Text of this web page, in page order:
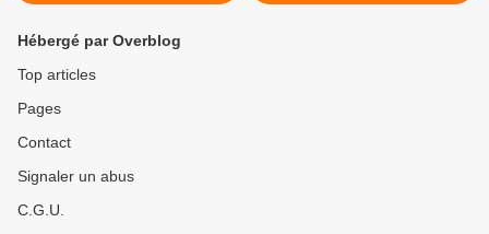
Hébergé par Overblog
Top articles
Pages
Contact
Signaler un abus
C.G.U.